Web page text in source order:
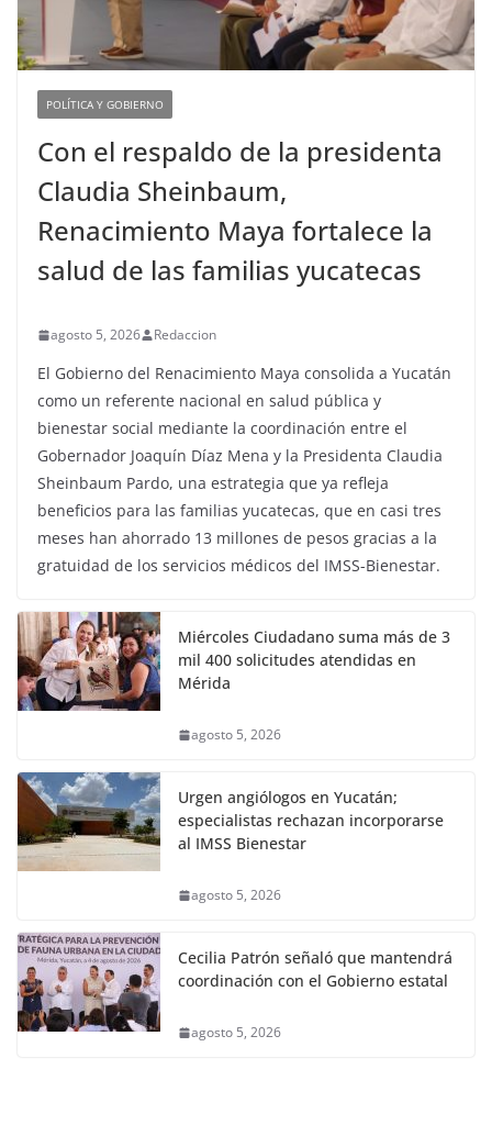
POLÍTICA Y GOBIERNO
Con el respaldo de la presidenta
Claudia Sheinbaum,
Renacimiento Maya fortalece la
salud de las familias yucatecas
agosto 5, 2026 Redaccion
El Gobierno del Renacimiento Maya consolida a Yucatán
como un referente nacional en salud pública y
bienestar social mediante la coordinación entre el
Gobernador Joaquín Díaz Mena y la Presidenta Claudia
Sheinbaum Pardo, una estrategia que ya refleja
beneficios para las familias yucatecas, que en casi tres
meses han ahorrado 13 millones de pesos gracias a la
gratuidad de los servicios médicos del IMSS-Bienestar.
Miércoles Ciudadano suma más de 3
mil 400 solicitudes atendidas en
Mérida
agosto 5, 2026
Urgen angiólogos en Yucatán;
especialistas rechazan incorporarse
al IMSS Bienestar
agosto 5, 2026
Cecilia Patrón señaló que mantendrá
coordinación con el Gobierno estatal
agosto 5, 2026